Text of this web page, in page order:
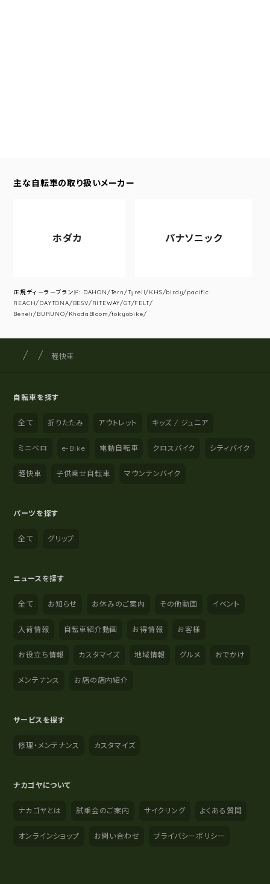
主な自転車の取り扱いメーカー
ホダカ パナソニック
正規ディーラーブランド: DAHON/Tern/Tyrell/KHS/birdy/pacific
REACH/DAYTONA/BESV/RITEWAY/GT/FELT/
Beneli/BURUNO/KhodaBloom/tokyobike/
サイト内の現在地
サイクルショップナカゴヤ
軽快車
自転車を探す
全て 折りたたみ アウトレット キッズ / ジュニア
ミニベロ e-Bike 電動自転車 クロスバイク シティバイク
軽快車 子供乗せ自転車 マウンテンバイク
パーツを探す
全て グリップ
ニュースを探す
全て お知らせ お休みのご案内 その他動画 イベント
入荷情報 自転車紹介動画 お得情報 お客様
お役立ち情報 カスタマイズ 地域情報 グルメ おでかけ
メンテナンス お店の店内紹介
サービスを探す
修理・メンテナンス カスタマイズ
ナカゴヤについて
ナカゴヤとは 試乗会のご案内 サイクリング よくある質問
オンラインショップ お問い合わせ プライバシーポリシー